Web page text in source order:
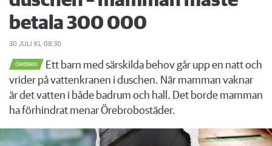
betala 300 000
30 JULI KL 08:30
ÖREBRO
Ett barn med särskilda behov går upp en natt och
vrider på vattenkranen i duschen. När mamman vaknar
är det vatten i både badrum och hall. Det borde mamman
ha förhindrat menar Örebrobostäder.